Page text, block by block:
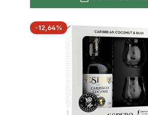
-12,64%Rabatt